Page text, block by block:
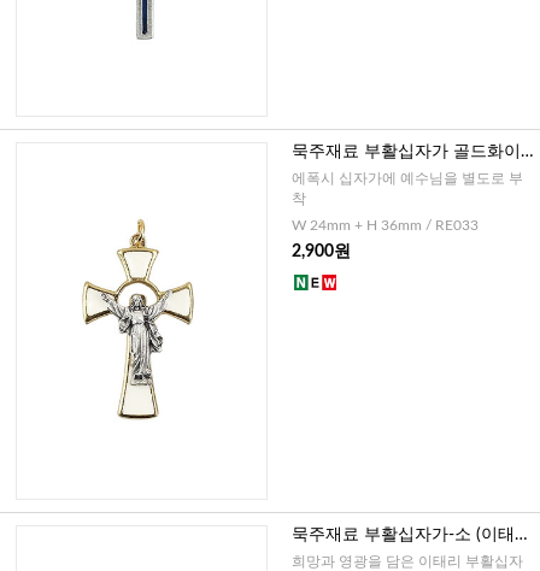
묵주재료 부활십자가 골드화이
트(이태리)-소
에폭시 십자가에 예수님을 별도로 부
착
W 24mm + H 36mm / RE033
2,900원
묵주재료 부활십자가-소 (이태
리)-레드,화이트,블루
희망과 영광을 담은 이태리 부활십자